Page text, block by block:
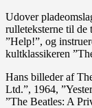
Udover
rulleteksterne til de
”Help!”, og
kultklassikeren
Hans billeder af
Ltd.”, 1964,
”The Beatles: A